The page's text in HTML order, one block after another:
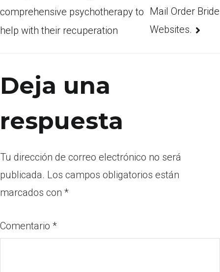
comprehensive psychotherapy to
help with their recuperation
Mail Order Bride
Websites.
Deja una
respuesta
Tu dirección de correo electrónico no será
publicada. Los campos obligatorios están
marcados con *
Comentario *